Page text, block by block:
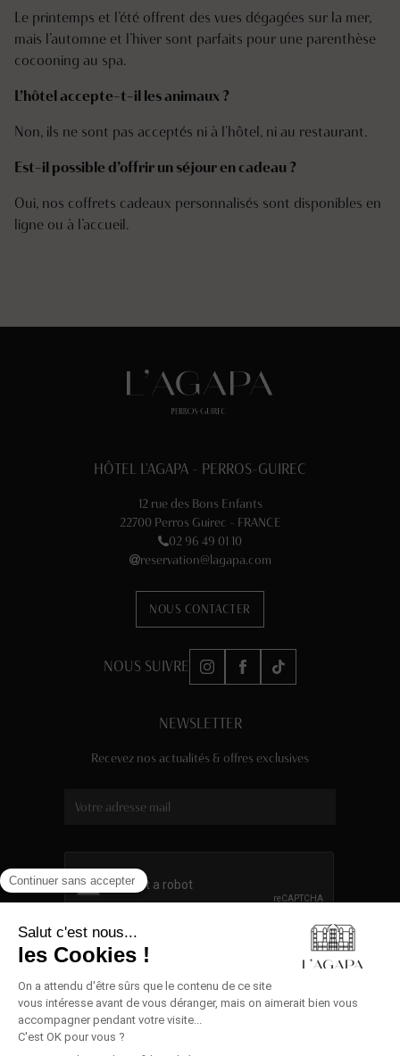
Le printemps et l’été offrent des vues dégagées sur la mer,
mais l’automne et l’hiver sont parfaits pour une parenthèse
cocooning au spa.
L’hôtel accepte-t-il les animaux ?
Non, ils ne sont pas acceptés ni à l'hôtel, ni au restaurant.
Est-il possible d’offrir un séjour en cadeau ?
Oui, nos coffrets cadeaux personnalisés sont disponibles en
ligne ou à l’accueil.
HÔTEL L'AGAPA - PERROS-GUIREC
12 rue des Bons Enfants
22700 Perros Guirec - FRANCE
02 96 49 01 10
reservation@lagapa.com
NOUS CONTACTER
NOUS SUIVRE
NEWSLETTER
Recevez nos actualités & offres exclusives
Livie AI